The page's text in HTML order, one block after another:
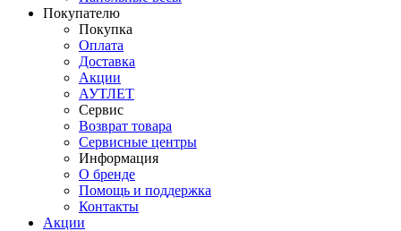
Покупателю
Покупка
Оплата
Доставка
Акции
АУТЛЕТ
Сервис
Возврат товара
Сервисные центры
Информация
О бренде
Помощь и поддержка
Контакты
Акции